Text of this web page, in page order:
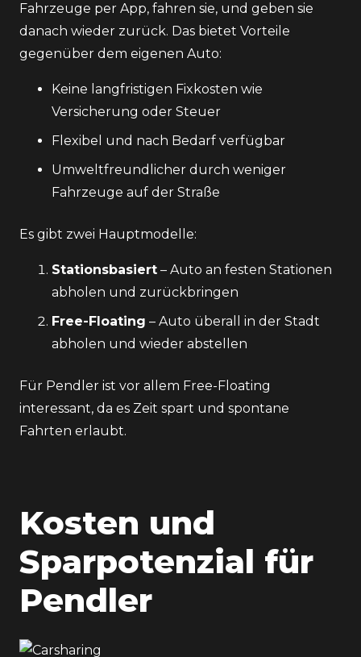
Fahrzeuge per App, fahren sie, und geben sie
danach wieder zurück. Das bietet Vorteile
gegenüber dem eigenen Auto:
Keine langfristigen Fixkosten wie
Versicherung oder Steuer
Flexibel und nach Bedarf verfügbar
Umweltfreundlicher durch weniger
Fahrzeuge auf der Straße
Es gibt zwei Hauptmodelle:
Stationsbasiert – Auto an festen Stationen
abholen und zurückbringen
Free-Floating – Auto überall in der Stadt
abholen und wieder abstellen
Für Pendler ist vor allem Free-Floating
interessant, da es Zeit spart und spontane
Fahrten erlaubt.
Kosten und
Sparpotenzial für
Pendler